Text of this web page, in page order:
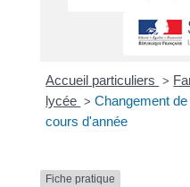
Accueil particuliers >
lycée > Changement
cours d'année
Fiche pratique